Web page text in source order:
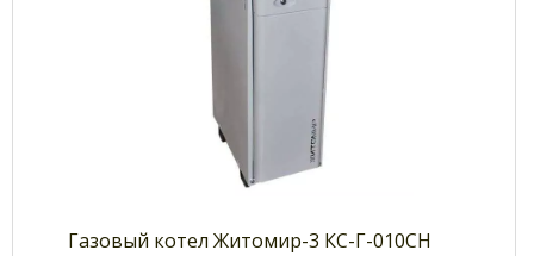
Газовый котел Житомир-3 КС-Г-010СН